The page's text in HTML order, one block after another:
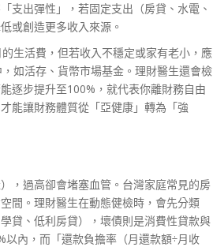
支出彈性」，若固定支出（房貸、水電、
或創造更多收入來源。
生活費，但若收入不穩定或家有老小，應
如活存、貨幣市場基金。理財醫生還會檢
逐步提升至100%，就代表你離財務自由
能讓財務體質從「亞健康」轉為「強
，過高卻會堵塞血管。台灣家庭常見的房
間。理財醫生在動態健檢時，會先分類
貸、低利房貸），壞債則是消費性貸款與
內，而「還款負擔率（月還款額÷月收